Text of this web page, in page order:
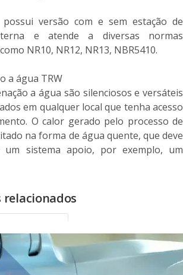
possui versão com e sem estação de
e atende a diversas normas
NR10, NR12, NR13, NBR5410.
a água TRW
a água são silenciosos e versáteis
em qualquer local que tenha acesso
O calor gerado pelo processo de
na forma de água quente, que deve
sistema apoio, por exemplo, um